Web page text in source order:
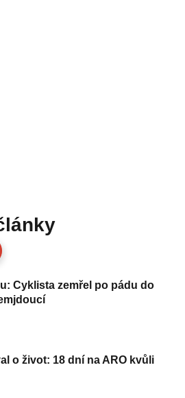
Cyklista zemřel po pádu do
o život: 18 dní na ARO kvůli